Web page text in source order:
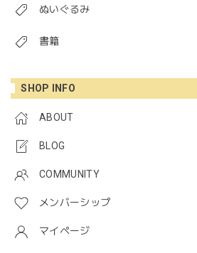
ぬいぐるみ
書籍
SHOP INFO
ABOUT
BLOG
COMMUNITY
メンバーシップ
マイページ